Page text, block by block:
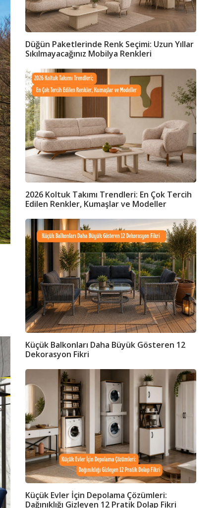
Düğün Paketlerinde Renk Seçimi: Uzun Yıllar
Sıkılmayacağınız Mobilya Renkleri
2026 Koltuk Takımı Trendleri: En Çok Tercih
Edilen Renkler, Kumaşlar ve Modeller
Küçük Balkonları Daha Büyük Gösteren 12
Dekorasyon Fikri
Küçük Evler İçin Depolama Çözümleri:
Dağınıklığı Gizleyen 12 Pratik Dolap Fikri